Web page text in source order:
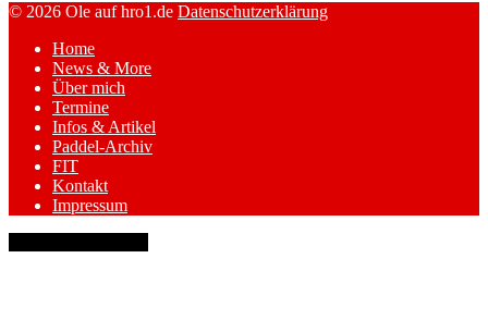
© 2026 Ole auf hro1.de Datenschutzerklärung
Home
News & More
Über mich
Termine
Infos & Artikel
Paddel-Archiv
FIT
Kontakt
Impressum